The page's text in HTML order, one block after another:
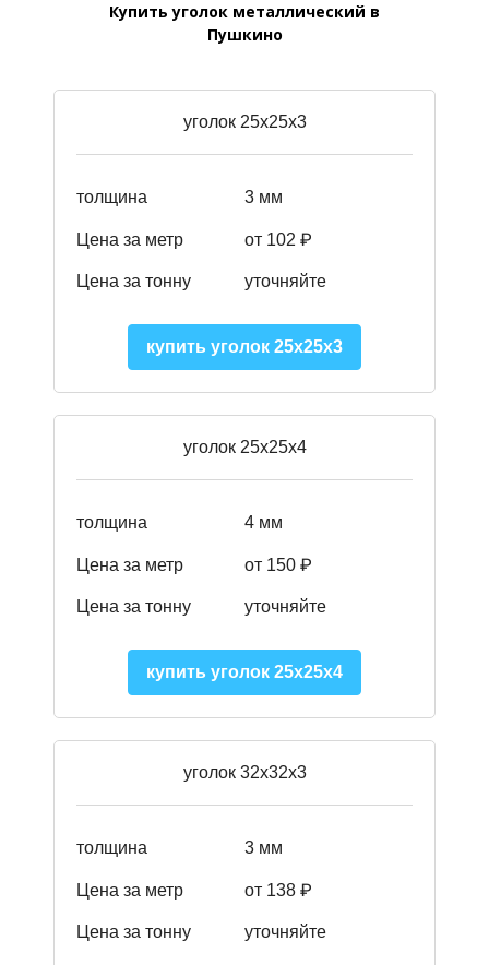
Купить уголок металлический в
Пушкино
уголок 25х25х3
толщина 3 мм
Цена за метр от 102 ₽
Цена за тонну уточняйте
купить уголок 25х25х3
уголок 25х25х4
толщина 4 мм
Цена за метр от 150 ₽
Цена за тонну уточняйте
купить уголок 25х25х4
уголок 32х32х3
толщина 3 мм
Цена за метр от 138 ₽
Цена за тонну уточняйте